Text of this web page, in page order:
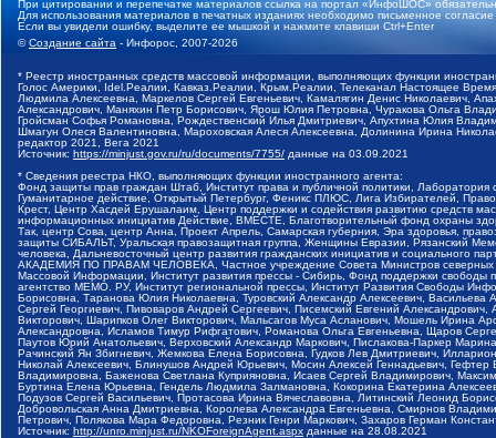
При цитировании и перепечатке материалов ссылка на портал «ИнфоШОС»
Для использования материалов в печатных изданиях необходимо письменное
Если вы увидели ошибку, выделите ее мышкой и нажмите клавиши Ctrl+Enter
©Создание сайта - Инфорос, 2007-2026
* Реестр иностранных средств массовой информации, выполняющих функции
Голос Америки, Idel.Реалии, Кавказ.Реалии, Крым.Реалии, Телеканал Настоящее
Людмила Алексеевна, Маркелов Сергей Евгеньевич, Камалягин Денис Николаевич,
Александрович, Маняхин Петр Борисович, Ярош Юлия Петровна, Чуракова Ольга
Гройсман Софья Романовна, Рождественский Илья Дмитриевич, Апухтина Юлия
Шмагун Олеся Валентиновна, Мароховская Алеся Алексеевна, Долинина Ирина
редактор 2021, Вега 2021
Источник: https://minjust.gov.ru/ru/documents/7755/ данные на 03.09.2021
* Сведения реестра НКО, выполняющих функции иностранного агента:
Фонд защиты прав граждан Штаб, Институт права и публичной политики,
Гуманитарное действие, Открытый Петербург, Феникс ПЛЮС, Лига Избирателей,
Крест, Центр Хасдей Ерушалаим, Центр поддержки и содействия развитию средств
информационных инициатив Действие, ВМЕСТЕ, Благотворительный фонд охраны
Так, центр Сова, центр Анна, Проект Апрель, Самарская губерния, Эра здоровья,
защиты СИБАЛЬТ, Уральская правозащитная группа, Женщины Евразии, Рязанский
человека, Дальневосточный центр развития гражданских инициатив и социального
АКАДЕМИЯ ПО ПРАВАМ ЧЕЛОВЕКА, Частное учреждение Совета Министров северных
Массовой Информации, Институт развития прессы - Сибирь, Фонд поддержки
агентство МЕМО. РУ, Институт региональной прессы, Институт Развития Свободы
Борисовна, Таранова Юлия Николаевна, Туровский Александр Алексеевич,
Сергей Георгиевич, Пивоваров Андрей Сергеевич, Писемский Евгений
Викторович, Шарипков Олег Викторович, Мальсагов Муса Асланович, Мошель Ирина
Александровна, Исламов Тимур Рифгатович, Романова Ольга Евгеньевна, Щаров
Паутов Юрий Анатольевич, Верховский Александр Маркович, Пислакова-Паркер
Рачинский Ян Збигневич, Жемкова Елена Борисовна, Гудков Лев Дмитриевич,
Николай Алексеевич, Блинушов Андрей Юрьевич, Мосин Алексей Геннадьевич,
Владимировна, Баженова Светлана Куприяновна, Исаев Сергей Владимирович,
Буртина Елена Юрьевна, Гендель Людмила Залмановна, Кокорина Екатерина
Подузов Сергей Васильевич, Протасова Ирина Вячеславовна, Литинский Леонид
Добровольская Анна Дмитриевна, Королева Александра Евгеньевна, Смирнов
Петрович, Полякова Мара Федоровна, Резник Генри Маркович, Захаров Герман
Источник: http://unro.minjust.ru/NKOForeignAgent.aspx данные на 28.08.2021